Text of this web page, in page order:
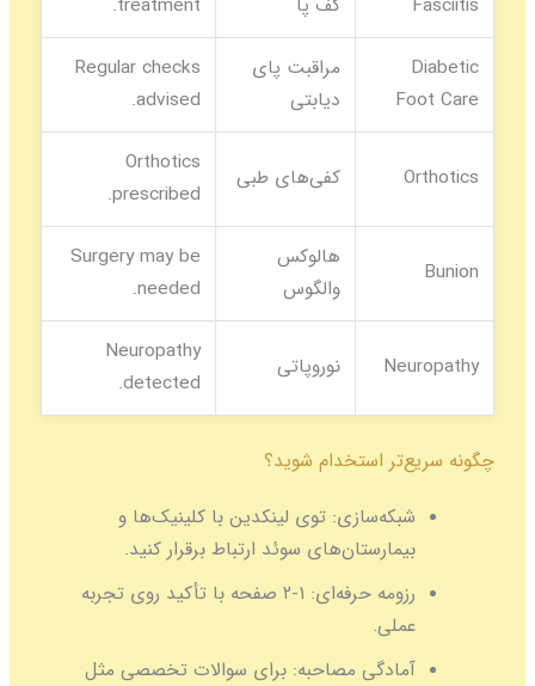
Diabetic
Foot Care
مراقبت پای
دیابتی
Regular checks
advised.
Orthotics کفی‌های طبی
Orthotics
prescribed.
Bunion
هالوکس
والگوس
Surgery may be
needed.
Neuropathy نوروپاتی
Neuropathy
detected.
چگونه سریع‌تر استخدام شوید؟
شبکه‌سازی: توی لینکدین با کلینیک‌ها و
بیمارستان‌های سوئد ارتباط برقرار کنید.
رزومه حرفه‌ای:
۱-۲ صفحه با تأکید روی تجربه
عملی.
آمادگی مصاحبه: برای سوالات تخصصی مثل